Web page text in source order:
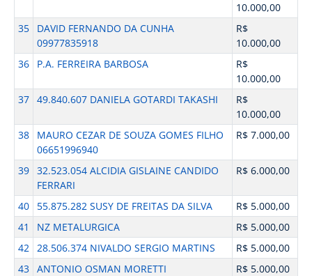
10.000,00
35
DAVID FERNANDO DA CUNHA
09977835918
R$
10.000,00
36
P.A. FERREIRA BARBOSA
R$
10.000,00
37 49.840.607 DANIELA GOTARDI TAKASHI
R$
10.000,00
38
MAURO CEZAR DE SOUZA GOMES FILHO
06651996940
R$ 7.000,00
39 32.523.054 ALCIDIA GISLAINE CANDIDO
FERRARI
R$ 6.000,00
40 55.875.282 SUSY DE FREITAS DA SILVA
R$ 5.000,00
41
NZ METALURGICA
R$ 5.000,00
42 28.506.374 NIVALDO SERGIO MARTINS
R$ 5.000,00
43 ANTONIO OSMAN MORETTI
R$ 5.000,00